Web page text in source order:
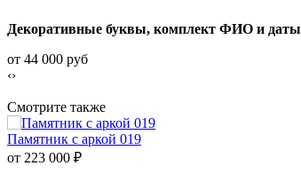
Декоративные буквы, комплект ФИО и даты
от 44 000 руб
‹›
Смотрите также
Памятник с аркой 019
от 223 000 ₽